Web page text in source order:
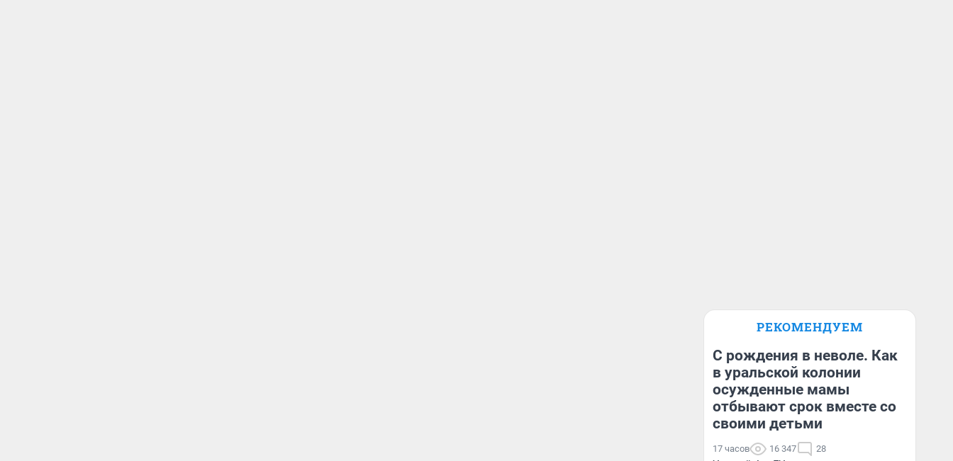
РЕКОМЕНДУЕМ
С рождения в неволе. Как
в уральской колонии
осужденные мамы
отбывают срок вместе со
своими детьми
17 часов 16 347 28